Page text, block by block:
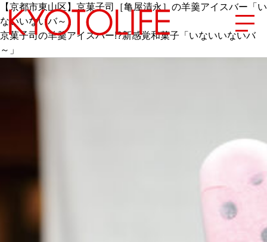
【京都市東山区】京菓子司［亀屋清永］の羊羹アイスバー「い
ないいないバ～」
京菓子司の羊羹アイスバー!?新感覚和菓子「いないいないバ
～」